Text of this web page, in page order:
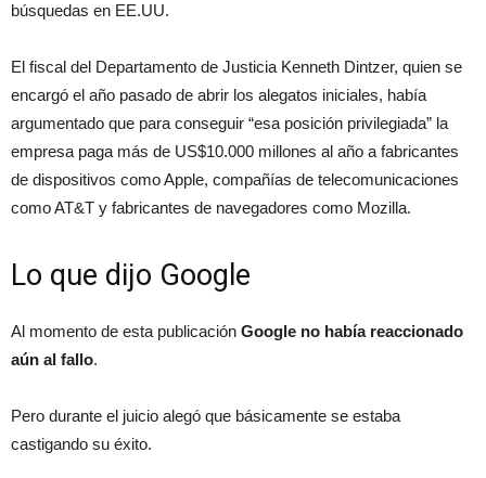
búsquedas en EE.UU.
El fiscal del Departamento de Justicia Kenneth Dintzer, quien se
encargó el año pasado de abrir los alegatos iniciales, había
argumentado que para conseguir “esa posición privilegiada” la
empresa paga más de US$10.000 millones al año a fabricantes
de dispositivos como Apple, compañías de telecomunicaciones
como AT&T y fabricantes de navegadores como Mozilla.
Lo que dijo Google
Al momento de esta publicación Google no había reaccionado
aún al fallo.
Pero durante el juicio alegó que básicamente se estaba
castigando su éxito.